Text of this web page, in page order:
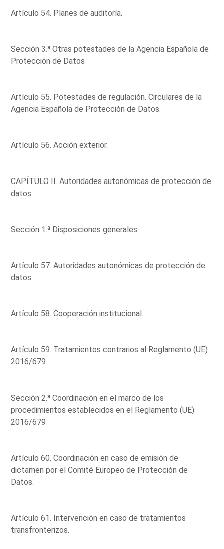
Artículo 54. Planes de auditoría.
Sección 3.ª Otras potestades de la Agencia Española de
Protección de Datos
Artículo 55. Potestades de regulación. Circulares de la
Agencia Española de Protección de Datos.
Artículo 56. Acción exterior.
CAPÍTULO II. Autoridades autonómicas de protección de
datos
Sección 1.ª Disposiciones generales
Artículo 57. Autoridades autonómicas de protección de
datos.
Artículo 58. Cooperación institucional.
Artículo 59. Tratamientos contrarios al Reglamento (UE)
2016/679.
Sección 2.ª Coordinación en el marco de los
procedimientos establecidos en el Reglamento (UE)
2016/679
Artículo 60. Coordinación en caso de emisión de
dictamen por el Comité Europeo de Protección de
Datos.
Artículo 61. Intervención en caso de tratamientos
transfronterizos.